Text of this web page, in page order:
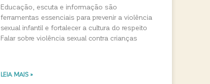
Educação, escuta e informação são
ferramentas essenciais para prevenir a violência
sexual infantil e fortalecer a cultura do respeito
Falar sobre violência sexual contra crianças
LEIA MAIS »